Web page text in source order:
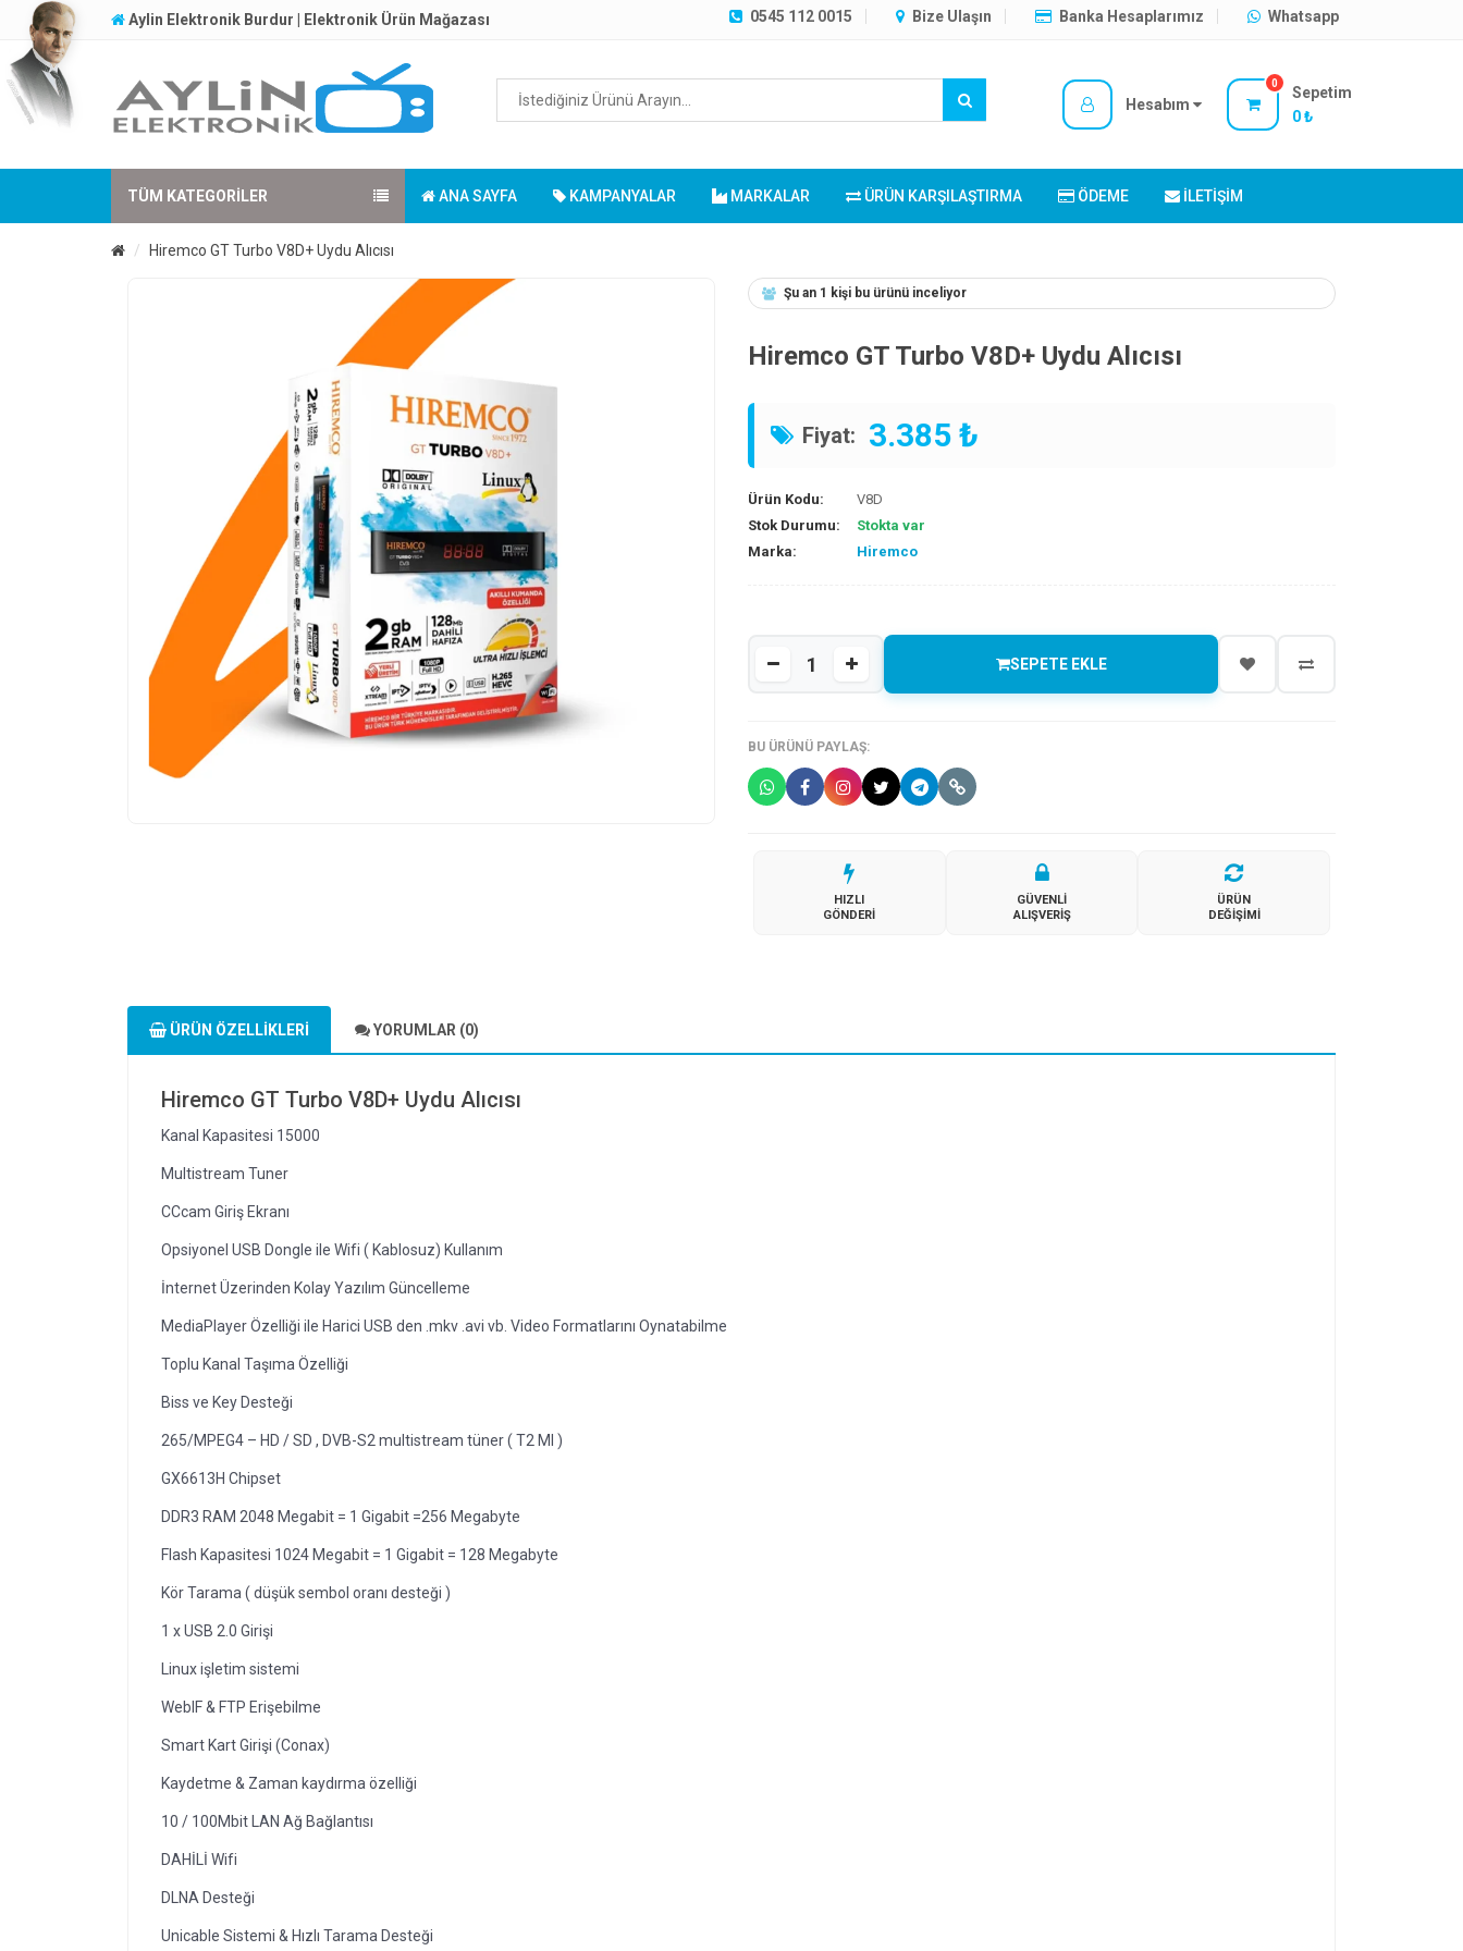
Aylin Elektronik Burdur | Elektronik Ürün Mağazası 0545 112 0015 Bize Ulaşın Banka Hesaplarımız Whatsapp
Hesabım
0
Sepetim
0 ₺
TÜM KATEGORILER ANA SAYFA KAMPANYALAR MARKALAR ÜRÜN KARŞILAŞTIRMA ÖDEME İLETIŞIM
Hiremco GT Turbo V8D+ Uydu Alıcısı
Şu an 1 kişi bu ürünü inceliyor
Hiremco GT Turbo V8D+ Uydu Alıcısı
Fiyat: 3.385 ₺
Ürün Kodu:
V8D
Stok Durumu:
Stokta var
Marka:
Hiremco
SEPETE EKLE
BU ÜRÜNÜ PAYLAŞ:
HIZLI
GÖNDERI
GÜVENLI
ALIŞVERIŞ
ÜRÜN
DEĞIŞIMI
ÜRÜN ÖZELLIKLERI YORUMLAR (0)
Hiremco GT Turbo V8D+ Uydu Alıcısı
Kanal Kapasitesi 15000
Multistream Tuner
CCcam Giriş Ekranı
Opsiyonel USB Dongle ile Wifi ( Kablosuz) Kullanım
İnternet Üzerinden Kolay Yazılım Güncelleme
MediaPlayer Özelliği ile Harici USB den .mkv .avi vb. Video Formatlarını Oynatabilme
Toplu Kanal Taşıma Özelliği
Biss ve Key Desteği
265/MPEG4 – HD / SD , DVB-S2 multistream tüner ( T2 MI )
GX6613H Chipset
DDR3 RAM 2048 Megabit = 1 Gigabit =256 Megabyte
Flash Kapasitesi 1024 Megabit = 1 Gigabit = 128 Megabyte
Kör Tarama ( düşük sembol oranı desteği )
1 x USB 2.0 Girişi
Linux işletim sistemi
WebIF & FTP Erişebilme
Smart Kart Girişi (Conax)
Kaydetme & Zaman kaydırma özelliği
10 / 100Mbit LAN Ağ Bağlantısı
DAHİLİ Wifi
DLNA Desteği
Unicable Sistemi & Hızlı Tarama Desteği